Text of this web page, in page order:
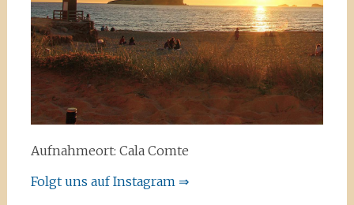
Aufnahmeort: Cala Comte
Folgt uns auf Instagram ⇒